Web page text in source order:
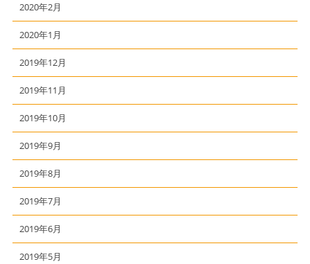
2020年2月
2020年1月
2019年12月
2019年11月
2019年10月
2019年9月
2019年8月
2019年7月
2019年6月
2019年5月